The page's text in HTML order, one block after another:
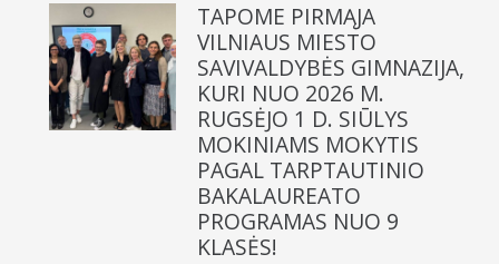
TAPOME PIRMĄJA
VILNIAUS MIESTO
SAVIVALDYBĖS GIMNAZIJA,
KURI NUO 2026 M.
RUGSĖJO 1 D. SIŪLYS
MOKINIAMS MOKYTIS
PAGAL TARPTAUTINIO
BAKALAUREATO
PROGRAMAS NUO 9
KLASĖS!